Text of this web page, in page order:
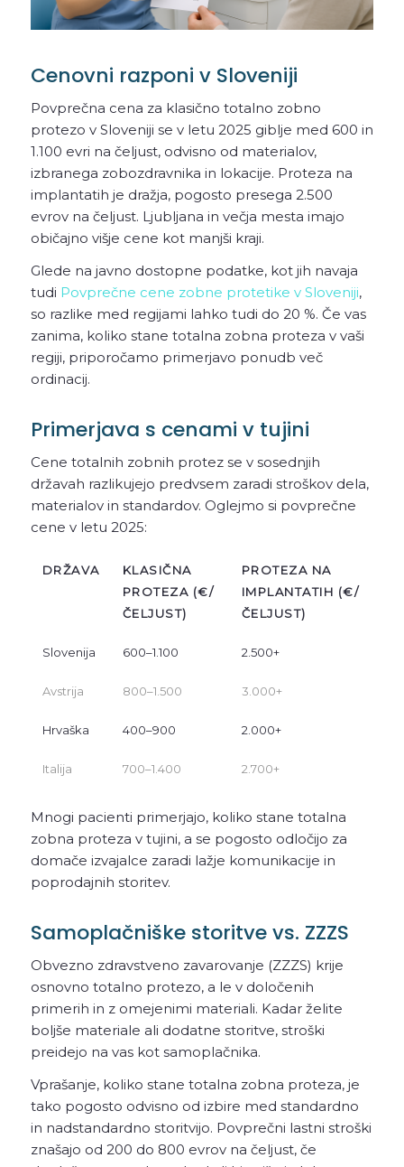
Cenovni razponi v Sloveniji
Povprečna cena za klasično totalno zobno
protezo v Sloveniji se v letu 2025 giblje med 600 in
1.100 evri na čeljust, odvisno od materialov,
izbranega zobozdravnika in lokacije. Proteza na
implantatih je dražja, pogosto presega 2.500
evrov na čeljust. Ljubljana in večja mesta imajo
običajno višje cene kot manjši kraji.
Glede na javno dostopne podatke, kot jih navaja
tudi Povprečne cene zobne protetike v Sloveniji,
so razlike med regijami lahko tudi do 20 %. Če vas
zanima, koliko stane totalna zobna proteza v vaši
regiji, priporočamo primerjavo ponudb več
ordinacij.
Primerjava s cenami v tujini
Cene totalnih zobnih protez se v sosednjih
državah razlikujejo predvsem zaradi stroškov dela,
materialov in standardov. Oglejmo si povprečne
cene v letu 2025:
DRŽAVA
KLASIČNA
PROTEZA (€/
ČELJUST)
PROTEZA NA
IMPLANTATIH (€/
ČELJUST)
Slovenija 600–1.100 2.500+
Avstrija 800–1.500 3.000+
Hrvaška 400–900 2.000+
Italija 700–1.400 2.700+
Mnogi pacienti primerjajo, koliko stane totalna
zobna proteza v tujini, a se pogosto odločijo za
domače izvajalce zaradi lažje komunikacije in
poprodajnih storitev.
Samoplačniške storitve vs. ZZZS
Obvezno zdravstveno zavarovanje (ZZZS) krije
osnovno totalno protezo, a le v določenih
primerih in z omejenimi materiali. Kadar želite
boljše materiale ali dodatne storitve, stroški
preidejo na vas kot samoplačnika.
Vprašanje, koliko stane totalna zobna proteza, je
tako pogosto odvisno od izbire med standardno
in nadstandardno storitvijo. Povprečni lastni stroški
znašajo od 200 do 800 evrov na čeljust, če